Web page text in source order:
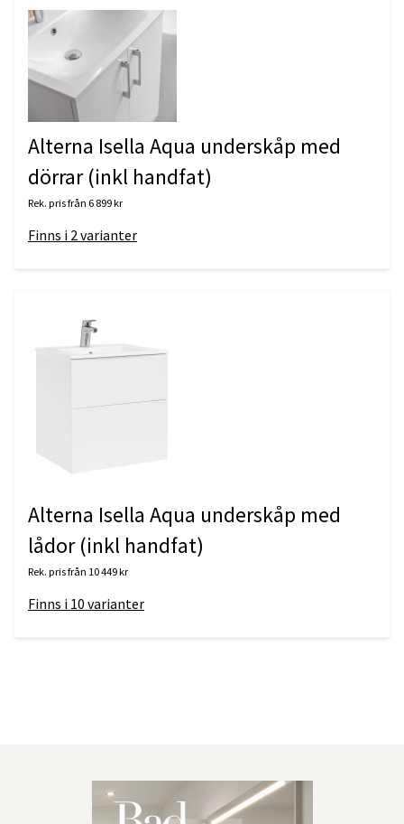
Alterna Isella Aqua underskåp med
dörrar (inkl handfat)
Rek. pris från 6 899 kr
Finns i 2varianter
Alterna Isella Aqua underskåp med
lådor (inkl handfat)
Rek. pris från 10 449 kr
Finns i 10 varianter